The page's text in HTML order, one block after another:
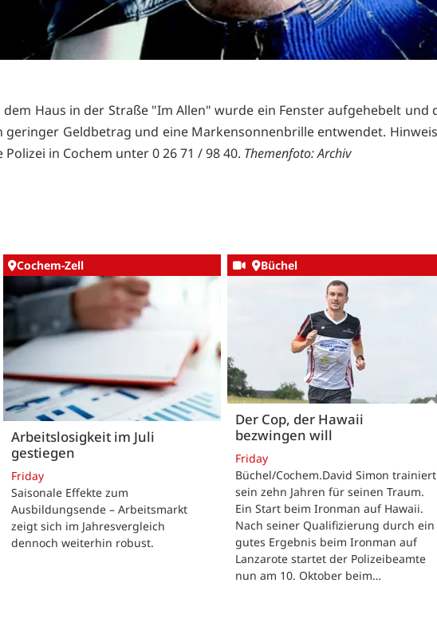
dem Haus in der Straße "Im Allen" wurde ein Fenster aufgehebelt und
geringer Geldbetrag und eine Markensonnenbrille entwendet.
Polizei in Cochem unter 0 26 71 / 98 40. Themenfoto: Archiv
Cochem-Zell
Arbeitslosigkeit im Juli
gestiegen
Friday
Saisonale Effekte zum
Ausbildungsende – Arbeitsmarkt
zeigt sich im Jahresvergleich
dennoch weiterhin robust.
Büchel
Der Cop, der Hawaii
bezwingen will
Friday
Büchel/Cochem.David Simon trainiert
sein zehn Jahren für seinen Traum.
Ein Start beim Ironman auf Hawaii.
Nach seiner Qualifizierung durch ein
gutes Ergebnis beim Ironman auf
Lanzarote startet der Polizeibeamte
nun am 10. Oktober beim…